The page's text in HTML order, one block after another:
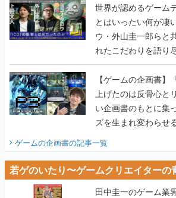
世界が認めるゲーム
とはいったい何が凄
ウ・外山圭一郎らと
れたこだわりを語り
画書】
【ゲームの企画書】
上げたのは反骨心と
い企画書のもとに集
ズを生まれ変わらせ
ゲームの企画書の記事一覧
若ゲのいたり〜ゲームクリエイターの
田中圭一のゲーム業